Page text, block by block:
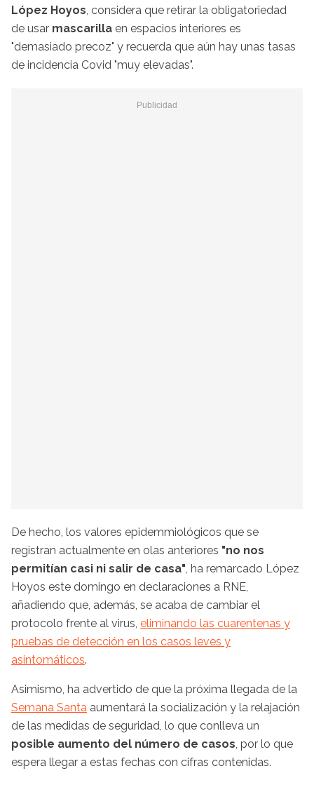
López Hoyos, considera que retirar la obligatoriedad
de usar mascarilla en espacios interiores es
"demasiado precoz" y recuerda que aún hay unas tasas
de incidencia Covid "muy elevadas".
De hecho, los valores epidemmiológicos que se
registran actualmente en olas anteriores "no nos
permitían casi ni salir de casa", ha remarcado López
Hoyos este domingo en declaraciones a RNE,
añadiendo que, además, se acaba de cambiar el
protocolo frente al virus, eliminando las cuarentenas y
pruebas de detección en los casos leves y
asintomáticos.
Asimismo, ha advertido de que la próxima llegada de la
Semana Santa aumentará la socialización y la relajación
de las medidas de seguridad, lo que conlleva un
posible aumento del número de casos, por lo que
espera llegar a estas fechas con cifras contenidas.